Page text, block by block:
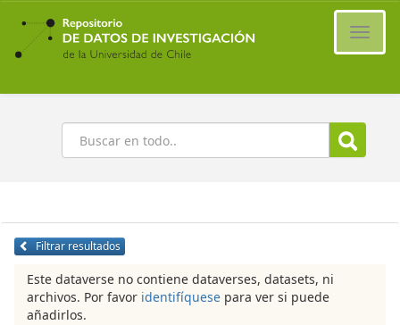
Ir
contenido
principal
Buscar
Filtrar resultados
Este dataverse no contiene dataverses, datasets, ni
archivos. Por favor identifíquese para ver si puede
añadirlos.